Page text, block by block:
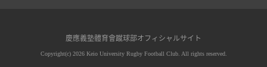
慶應義塾體育會蹴球部オフィシャルサイト
Copyright(c) 2026 Keio University Rugby Football Club. All rights reserved.